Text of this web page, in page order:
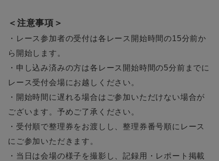
＜注意事項＞
・レース参加者の受付は各レース開始時間の15分前か
ら開始します。
・申し込み済みの方は各レース開始時間の5分前までに
レース受付会場にお越しください。
・開始時間に遅れる場合はご参加いただけない場合が
ございます。予めご了承ください。
・受付順で整理券をお渡しし、整理券番号順にレース
にご参加いただきます。
・当日は会場の様子を撮影し、記録用・レポート掲載